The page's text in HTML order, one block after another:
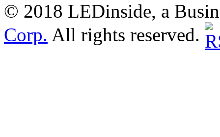
© 2018 LEDinside, a
Corp. All rights reserved.